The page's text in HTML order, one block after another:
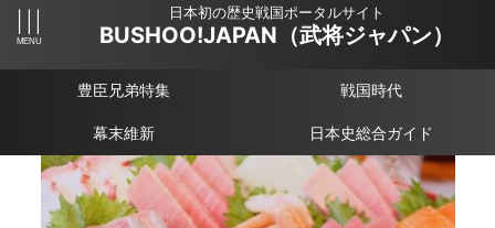
日本初の歴史戦国ポータルサイト
BUSHOO!JAPAN（武将ジャパン）
豊臣兄弟特集 戦国時代
幕末維新 日本史総合ガイド